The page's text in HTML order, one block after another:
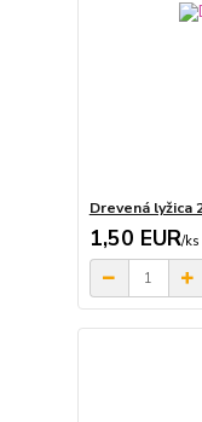
Drevená lyžica
1,50 EUR/ks